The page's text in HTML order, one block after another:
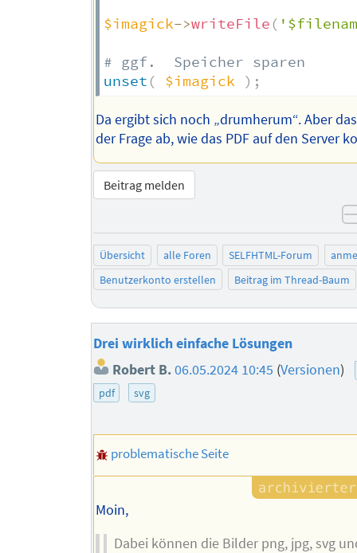
$imagick->writeFile (
# ggf.  Speicher sparen
unset ( $imagick ) ;
Da ergibt sich noch „drumherum“. Aber
der Frage ab, wie das PDF auf den Server
Beitrag melden
Übersicht alle Foren SELFHTML-Forum
Benutzerkonto erstellen
Beitrag im Thread-Baum
Drei wirklich einfache Lösungen
Robert B.06.05.2024 10:45 (Versionen)
pdf svg
problematische Seite
Moin,
Dabei können die Bilder png, jpg, svg